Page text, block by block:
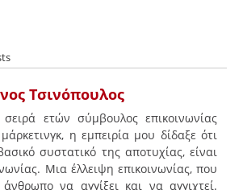
Τσινόπουλος
σειρά ετών σύμβουλος επικοινωνίας
η εμπειρία μου δίδαξε ότι
συστατικό της αποτυχίας, είναι
Μια έλλειψη επικοινωνίας, που
να αγγίξει και να αγγιχτεί.